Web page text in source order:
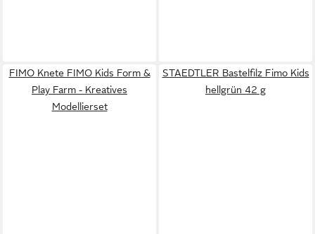
FIMO Knete FIMO Kids Form &
Play Farm - Kreatives
Modellierset
STAEDTLER Bastelfilz Fimo Kids
hellgrün 42 g